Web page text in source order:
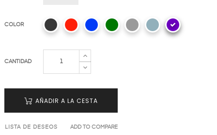
COLOR
CANTIDAD
AÑADIR A LA CESTA
LISTA DE DESEOS ADD TO COMPARE